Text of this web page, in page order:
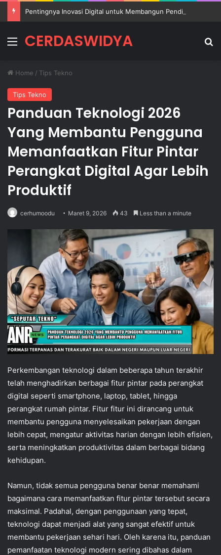
MenuCERDASWIDYA
Home / Tips Tekno
Tips Tekno
Panduan Teknologi 2026
Yang Membantu Pengguna
Memanfaatkan Fitur Pintar
Perangkat Digital Agar Lebih
Produktif
cerhumoodu Maret 9, 2026 43 Less than a minute
Perkembangan teknologi dalam beberapa tahun terakhir
telah menghadirkan berbagai fitur pintar pada perangkat
digital seperti smartphone, laptop, tablet, hingga
perangkat rumah pintar. Fitur fitur ini dirancang untuk
membantu pengguna menyelesaikan pekerjaan dengan
lebih cepat, mengatur aktivitas harian dengan lebih efisien,
serta meningkatkan produktivitas dalam berbagai bidang
kehidupan.
Namun, tidak semua pengguna benar benar memahami
bagaimana cara memanfaatkan fitur pintar tersebut secara
maksimal. Padahal, dengan penggunaan yang tepat,
teknologi dapat menjadi alat yang sangat efektif untuk
membantu pekerjaan sehari hari. Oleh karena itu, panduan
pemanfaatan teknologi modern sering dibahas dalam